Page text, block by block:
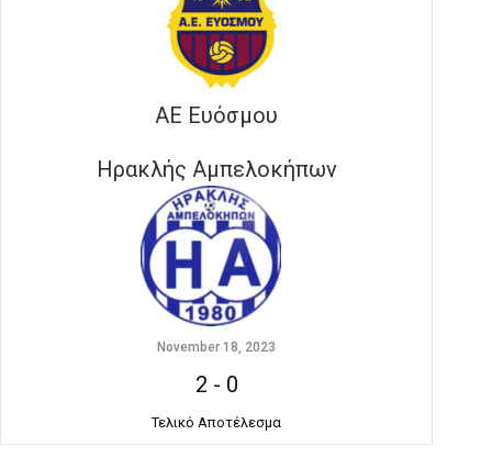
ΑΕ Ευόσμου
Ηρακλής Αμπελοκήπων
November 18, 2023
2 - 0
Τελικό Αποτέλεσμα